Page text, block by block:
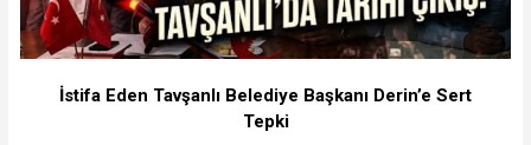
İstifa Eden Tavşanlı Belediye Başkanı Derin’e Sert
Tepki